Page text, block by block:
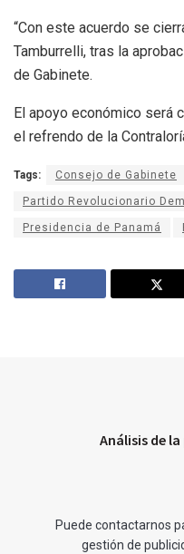
“Con este acuerdo se
Tamburrelli, tras la
de Gabinete.
El apoyo económico será
el refrendo de la
Tags: Consejo de Gabinete
Partido Revolucionario
Presidencia de Panamá
Análisis de
Puede contactarnos
gestión de